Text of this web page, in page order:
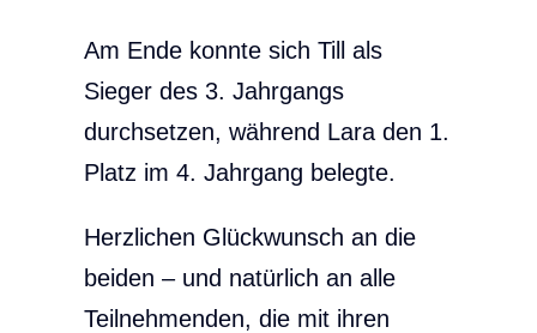
Am Ende konnte sich Till als
Sieger des 3. Jahrgangs
durchsetzen, während Lara den 1.
Platz im 4. Jahrgang belegte.
Herzlichen Glückwunsch an die
beiden – und natürlich an alle
Teilnehmenden, die mit ihren